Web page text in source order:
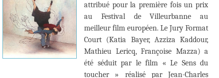
attribué pour la première fois un prix
au Festival de Villeurbanne au
meilleur film européen. Le Jury Format
Court (Katia Bayer, Azziza Kaddour,
Mathieu Lericq, Françoise Mazza) a
été séduit par le film « Le Sens du
toucher » réalisé par Jean-Charles